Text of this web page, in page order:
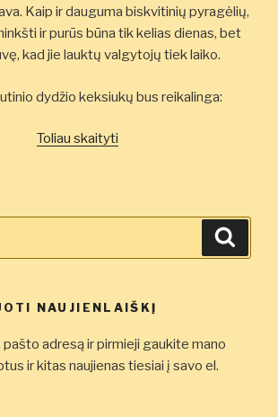
Kaip ir dauguma biskvitinių pyragėlių,
ir purūs būna tik kelias dienas, bet
kad jie lauktų valgytojų tiek laiko.
dydžio keksiukų bus reikalinga:
Toliau skaityti„Cinamoniniai
NAUJIENLAIŠKĮ
adresą ir pirmieji gaukite mano
ir kitas naujienas tiesiai į savo el.